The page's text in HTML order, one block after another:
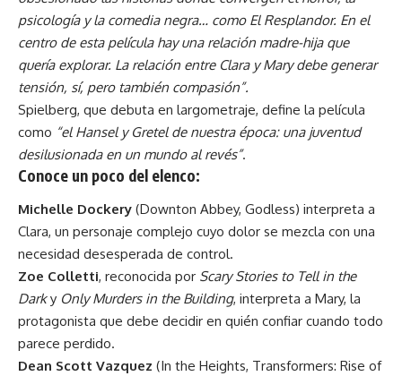
psicología y la comedia negra… como El Resplandor. En el
centro de esta película hay una relación madre-hija que
quería explorar. La relación entre Clara y Mary debe generar
tensión, sí, pero también compasión”.
Spielberg, que debuta en largometraje, define la película
como “el Hansel y Gretel de nuestra época: una juventud
desilusionada en un mundo al revés”.
Conoce un poco del elenco:
Michelle Dockery (Downton Abbey, Godless) interpreta a
Clara, un personaje complejo cuyo dolor se mezcla con una
necesidad desesperada de control.
Zoe Colletti, reconocida por Scary Stories to Tell in the
Darky Only Murders in the Building, interpreta a Mary, la
protagonista que debe decidir en quién confiar cuando todo
parece perdido.
Dean Scott Vazquez (In the Heights, Transformers: Rise of